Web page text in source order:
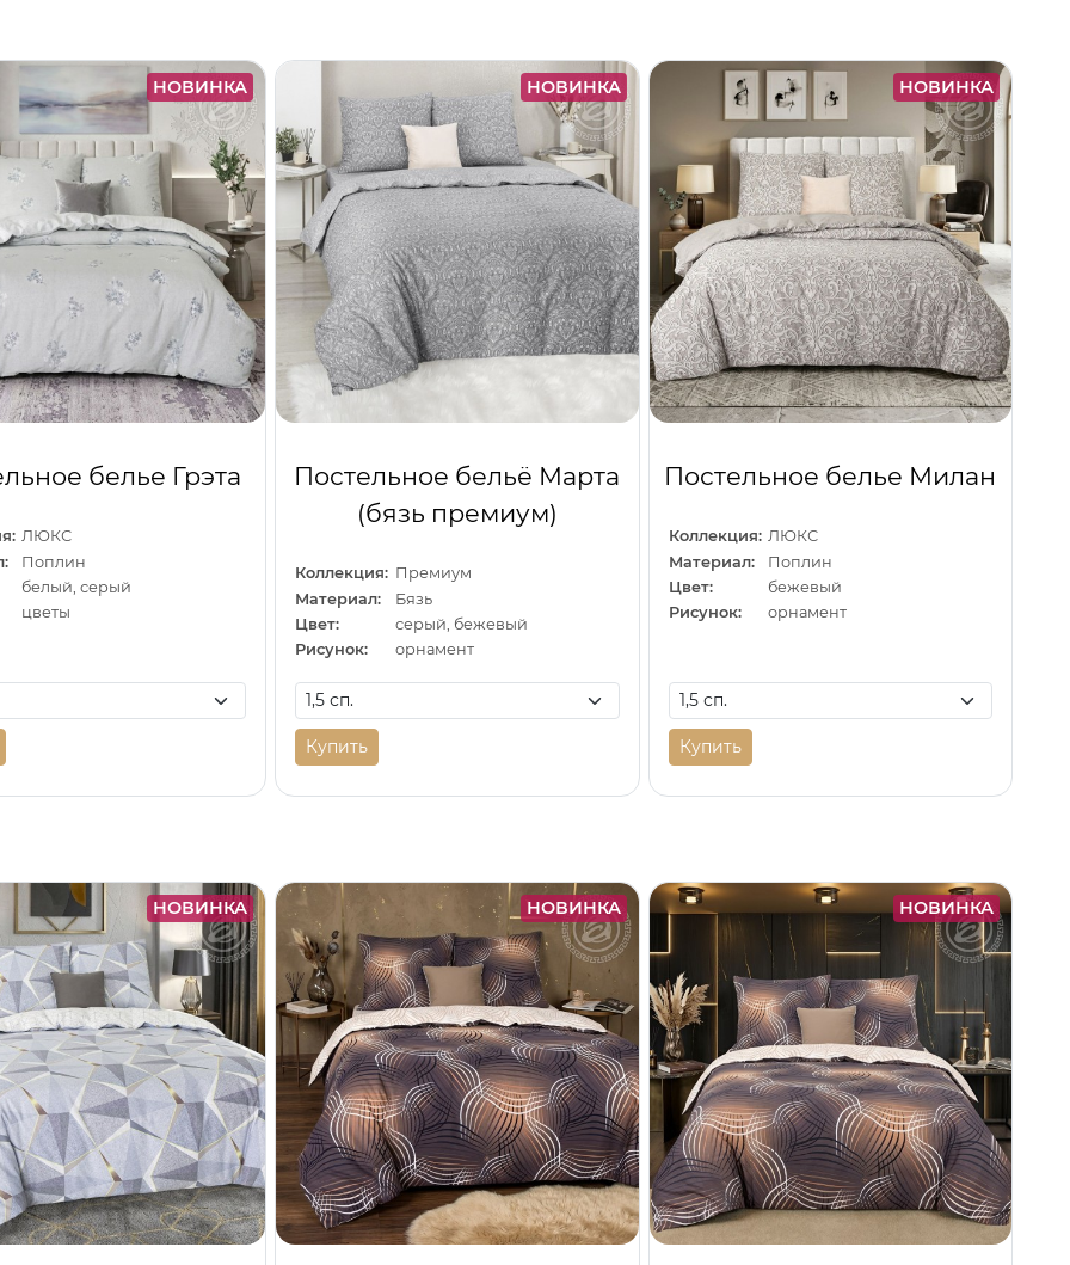
НОВИНКА
белье Грэта
ЛЮКС
Поплин
белый, серый
цветы
НОВИНКА
Постельное бельё Марта
(бязь премиум)
Коллекция: Премиум
Материал:
Бязь
Цвет:
серый, бежевый
Рисунок:
орнамент
Купить
НОВИНКА
Постельное белье Милан
Коллекция: ЛЮКС
Материал:
Поплин
Цвет:
бежевый
Рисунок:
орнамент
Купить
НОВИНКА НОВИНКА НОВИНКА